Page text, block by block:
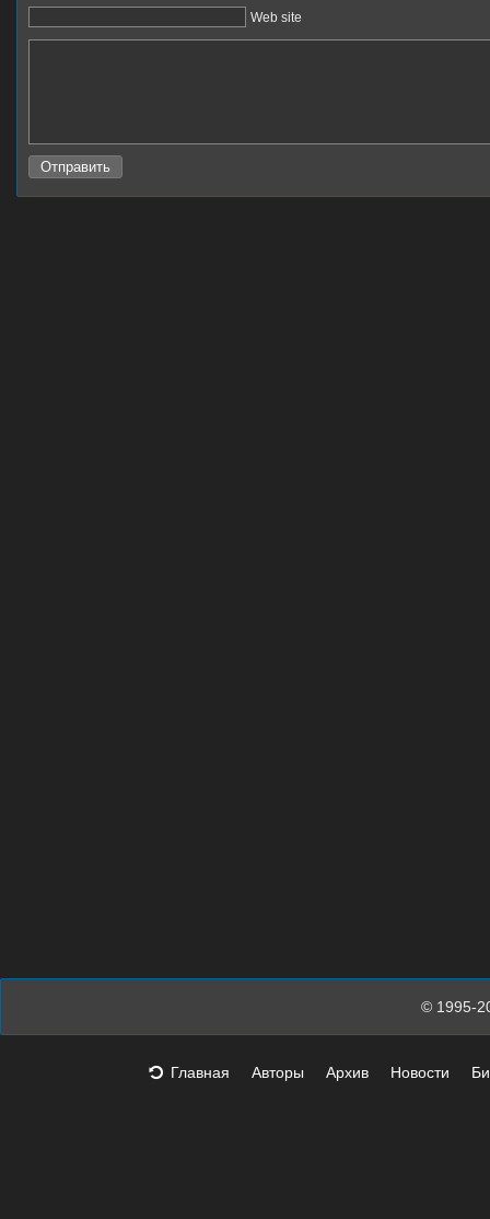
Web site
© 1995-
Главная Авторы Архив Новости